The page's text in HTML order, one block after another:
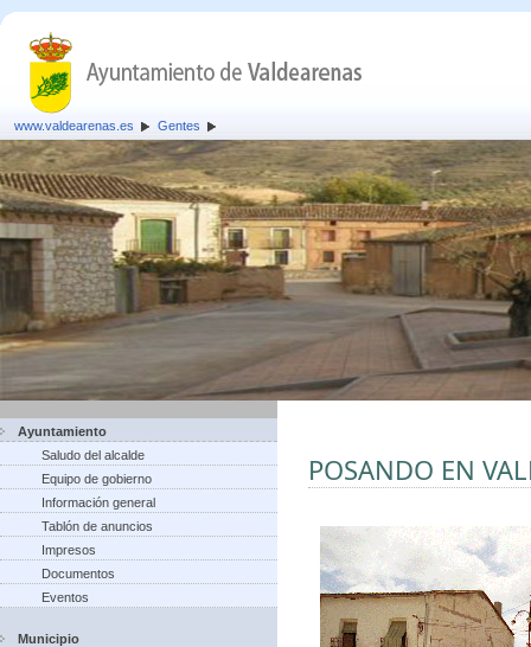
www.valdearenas.es Gentes
Ayuntamiento
Saludo del alcalde
Equipo de gobierno
Información general
Tablón de anuncios
Impresos
Documentos
Eventos
Municipio
POSANDO EN